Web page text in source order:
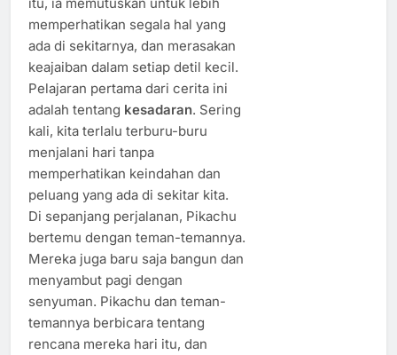
memperhatikan segala hal yang
ada di sekitarnya, dan merasakan
keajaiban dalam setiap detil kecil.
Pelajaran pertama dari cerita ini
adalah tentang kesadaran. Sering
kali, kita terlalu terburu-buru
menjalani hari tanpa
memperhatikan keindahan dan
peluang yang ada di sekitar kita.
Di sepanjang perjalanan, Pikachu
bertemu dengan teman-temannya.
Mereka juga baru saja bangun dan
menyambut pagi dengan
senyuman. Pikachu dan teman-
temannya berbicara tentang
rencana mereka hari itu, dan